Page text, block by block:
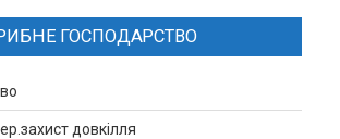
ГОСПОДАРСТВО
довкілля